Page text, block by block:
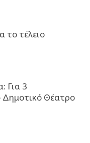
το τέλειο
Για 3
Θέατρο